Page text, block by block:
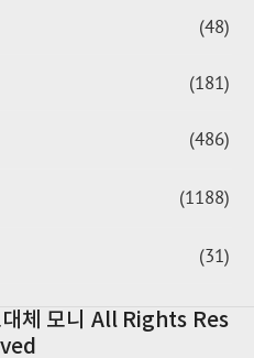
(48)
(181)
(486)
(1188)
(31)
체 모니 All Rights Res